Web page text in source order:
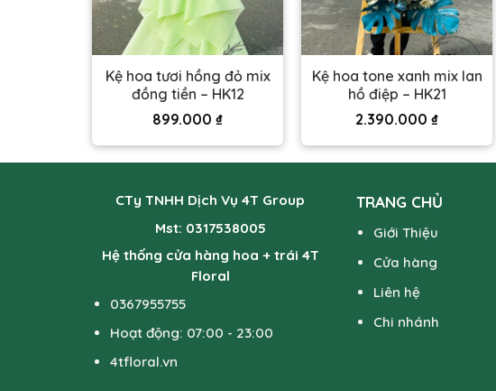
Kệ hoa tươi hồng đỏ mix
đồng tiền – HK12
899.000 ₫
Kệ hoa tone xanh mix lan
hồ điệp – HK21
2.390.000 ₫
CTy TNHH Dịch Vụ 4T Group
Mst: 0317538005
Hệ thống cửa hàng hoa + trái 4T
Floral
0367955755
Hoạt động: 07:00 - 23:00
4tfloral.vn
TRANG CHỦ
Giới Thiệu
Cửa hàng
Liên hệ
Chi nhánh